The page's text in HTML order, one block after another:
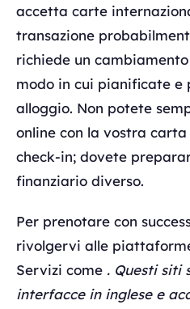
accetta carte
transazione
richiede un
modo in cui pianificate e
alloggio. Non potete
online con la vostra
check-in; dovete
finanziario diverso.
Per prenotare con
rivolgervi alle
Servizi come . Questi siti
interfacce in inglese e